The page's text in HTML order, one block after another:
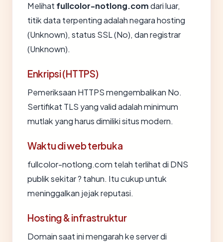
Melihat fullcolor-notlong.comdari luar,
titik data terpenting adalah negara hosting
(Unknown), status SSL (No), dan registrar
(Unknown).
Enkripsi (HTTPS)
Pemeriksaan HTTPS mengembalikan No.
Sertifikat TLS yang valid adalah minimum
mutlak yang harus dimiliki situs modern.
Waktu di web terbuka
fullcolor-notlong.com telah terlihat di DNS
publik sekitar ? tahun. Itu cukup untuk
meninggalkan jejak reputasi.
Hosting & infrastruktur
Domain saat ini mengarah ke server di